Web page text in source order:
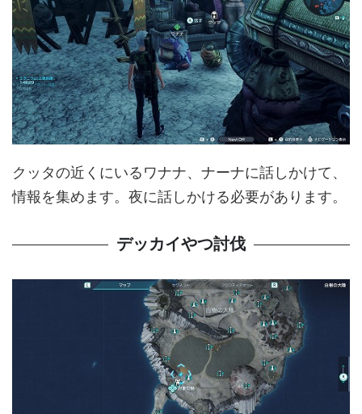
クッタの近くにいるワナナ、ナーナに話しかけて、
情報を集めます。夜に話しかける必要があります。
デッカイやつ討伐